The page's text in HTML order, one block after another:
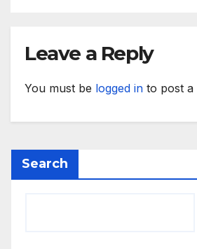
Leave a Reply
You must be logged in to post a
Search